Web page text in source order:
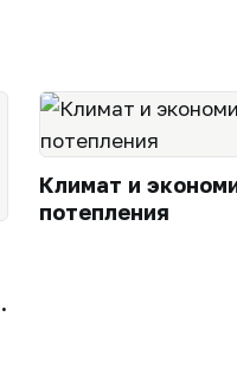
Климат и
потепления